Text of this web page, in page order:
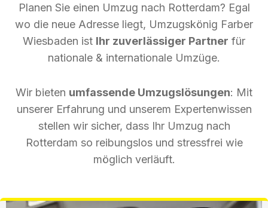
Planen Sie einen Umzug nach Rotterdam? Egal
wo die neue Adresse liegt, Umzugskönig Farber
Wiesbaden ist Ihr zuverlässiger Partner für
nationale & internationale Umzüge.
Wir bieten umfassende Umzugslösungen: Mit
unserer Erfahrung und unserem Expertenwissen
stellen wir sicher, dass Ihr Umzug nach
Rotterdam so reibungslos und stressfrei wie
möglich verläuft.